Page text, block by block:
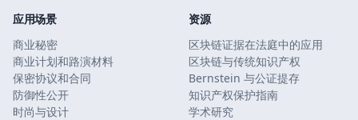
应用场景
商业秘密
商业计划和路演材料
保密协议和合同
防御性公开
时尚与设计
资源
区块链证据在法庭中的应用
区块链与传统知识产权
Bernstein 与公证提存
知识产权保护指南
学术研究